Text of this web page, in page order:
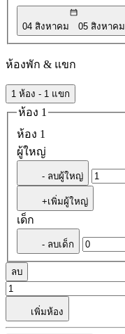
04 สิงหาคม 05 สิงหาคม
ห้องพัก & แขก
1 ห้อง - 1 แขก
ห้อง 1
ห้อง 1
ผู้ใหญ่
- ลบผู้ใหญ่
+เพิ่มผู้ใหญ่
เด็ก
- ลบเด็ก
ลบ
เพิ่มห้อง